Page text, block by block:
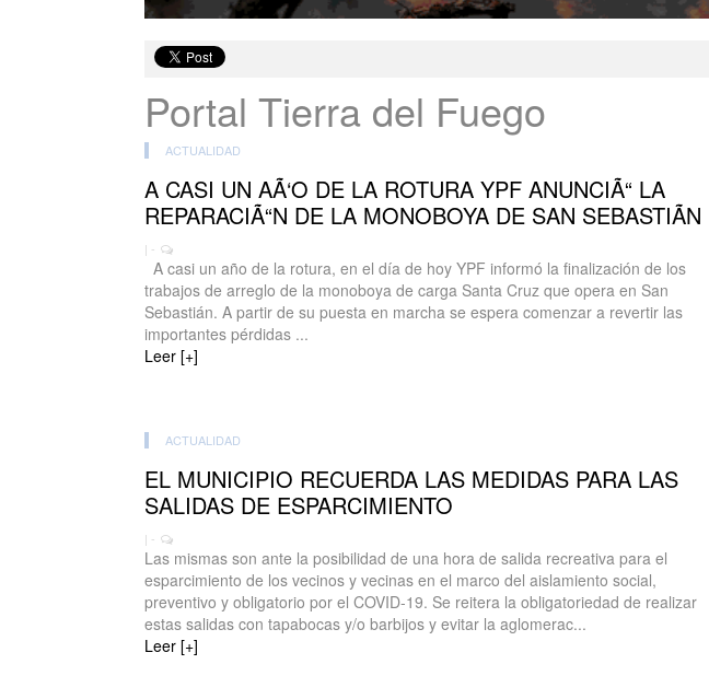
Portal Tierra del Fuego
ACTUALIDAD
A CASI UN AÃ‘O DE LA ROTURA YPF ANUNCIÃ“ LA
REPARACIÃ“N DE LA MONOBOYA DE SAN SEBASTIÃN
| -
A casi un año de la rotura, en el día de hoy YPF informó la finalización de los
trabajos de arreglo de la monoboya de carga Santa Cruz que opera en San
Sebastián. A partir de su puesta en marcha se espera comenzar a revertir las
importantes pérdidas ...
Leer [+]
ACTUALIDAD
EL MUNICIPIO RECUERDA LAS MEDIDAS PARA LAS
SALIDAS DE ESPARCIMIENTO
| -
Las mismas son ante la posibilidad de una hora de salida recreativa para el
esparcimiento de los vecinos y vecinas en el marco del aislamiento social,
preventivo y obligatorio por el COVID-19. Se reitera la obligatoriedad de realizar
estas salidas con tapabocas y/o barbijos y evitar la aglomerac...
Leer [+]